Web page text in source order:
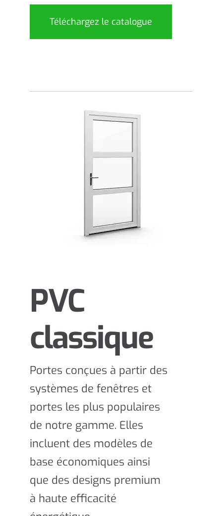
Téléchargez le catalogue
PVC
classique
Portes conçues à partir des
systèmes de fenêtres et
portes les plus populaires
de notre gamme. Elles
incluent des modèles de
base économiques ainsi
que des designs premium
à haute efficacité